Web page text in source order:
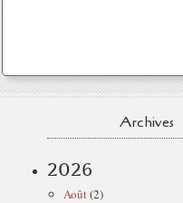
Archives
2026
Août(2)